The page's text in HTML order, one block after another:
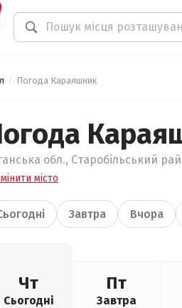
Погода Караяшник
обл., Старобільський
місто
Завтра Вчора
Чт
Сьогодні
Пт
Завтра